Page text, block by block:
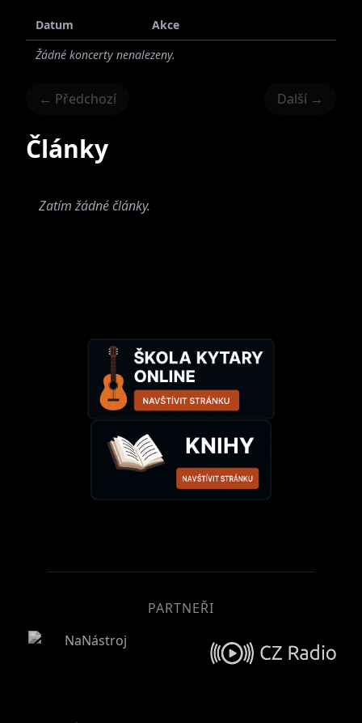
Datum
Akce
Žádné koncerty nenalezeny.
← Předchozí Další →
Články
Zatím žádné články.
PARTNEŘI